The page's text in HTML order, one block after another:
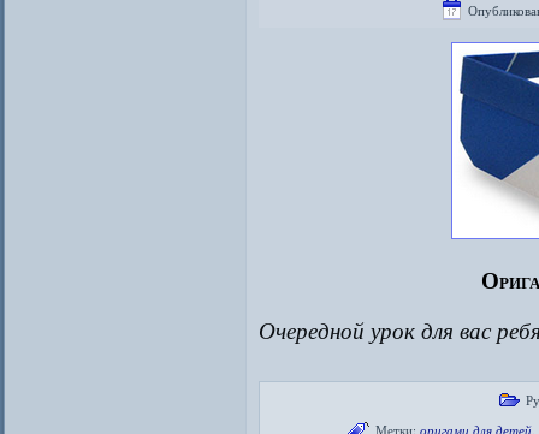
Очередной урок для вас
Метки: оригами для детей,